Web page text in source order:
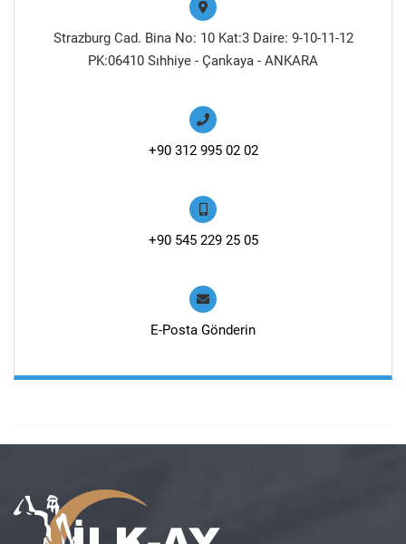
Strazburg Cad. Bina No: 10 Kat:3 Daire: 9-10-11-12
PK:06410 Sıhhiye - Çankaya - ANKARA
+90 312 995 02 02
+90 545 229 25 05
E-Posta Gönderin